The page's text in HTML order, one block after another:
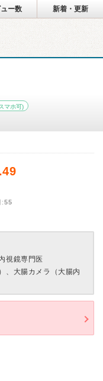
ー数 新着・更新
マホ可)
:55
視鏡専門医
、大腸カメラ（大腸内